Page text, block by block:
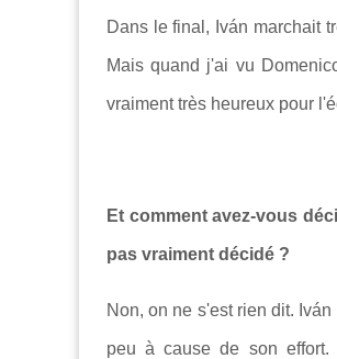
Dans le final, Iván marchait
Mais quand j'ai vu
vraiment très heureux pour
Et comment avez-vous
pas vraiment décidé ?
Non, on ne s'est rien dit.
peu à cause de son